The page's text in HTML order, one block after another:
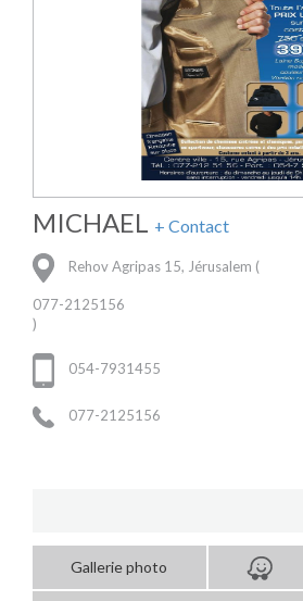
MICHAEL + Contact
Rehov Agripas 15, Jérusalem (
077-2125156
)
054-7931455
077-2125156
Gallerie photo